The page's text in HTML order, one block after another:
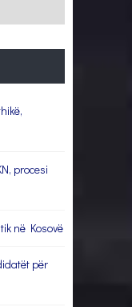
procesi
në Kosovë
për